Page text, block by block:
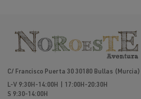
C/ Francisco Puerta 30 30180 Bullas (Murcia)
L-V 9:30H-14:00H | 17:00H-20:30H
S 9:30-14:00H